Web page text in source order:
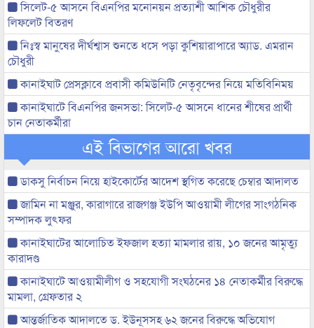
সিলেট-৫ আসনে বিএনপির মনোনয়ন প্রত্যাশী আশিক চৌধুরীর
লিফলেট বিতরণ
নিঃস্ব মানুষের দীর্ঘশ্বাস শুনতে ধসে পড়া কুশিয়ারাপারে অ্যাড. এমরান
চৌধুরী
কানাইঘাট প্রেসক্লাবে প্রবাসী কমিউনিটি নেতৃবৃন্দের নিয়ে মতিবিনিময়
কানাইঘাটে বিএনপির জনসভা: সিলেট-৫ আসনে ধানের শীষের প্রার্থী
চান নেতাকর্মীরা
এই বিভাগের আরো খবর
ডাকসু নির্বাচন নিয়ে হাইকোর্টের আদেশ স্থগিত করেছে চেম্বার আদালত
জামিন না মঞ্জুর, কারাগারে রাজগঞ্জ ইউপি আওয়ামী লীগের সাংগঠনিক
সম্পাদক লুৎফর
কানাইঘাটের আলোচিত ইফজাল হত্যা মামলার রায়, ১০ জনের আমৃত্যু
কারাদণ্ড
কানাইঘাটে আওয়ামীলীগ ও সহযোগী সংঘঠনের ১৪ নেতাকর্মীর বিরুদ্ধে
মামলা, গ্রেফতার ২
আন্তর্জাতিক আদালতে ড. ইউনূসসহ ৬২ জনের বিরুদ্ধে অভিযোগ